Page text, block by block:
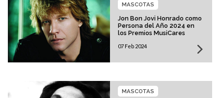
Jon Bon Jovi Honrado como
Persona del Año 2024 en
los Premios MusiCares
MASCOTAS
07 Feb 2024
MASCOTAS